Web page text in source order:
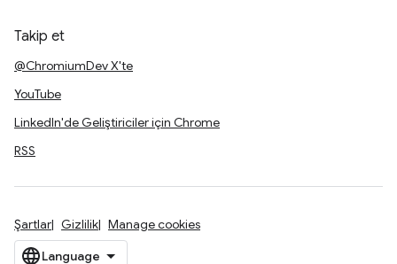
Takip et
@ChromiumDev X'te
YouTube
LinkedIn'de Geliştiriciler için Chrome
RSS
Şartlar Gizlilik Manage cookies